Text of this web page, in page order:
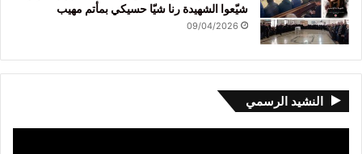
شيّعوا الشهيدة رنا شيّا حسيكي بمأتم مهيب
09/04/2026
النشيد الرسمي